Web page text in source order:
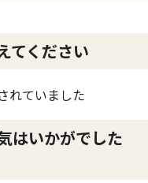
てください
れていました
はいかがでした